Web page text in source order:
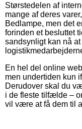
Størstedelen af
mange af deres
Bedlampe, men det
forinden et besluttet
sandsynligt kan nå
En hel del online
men undertiden kun
Derudover skal du
i de fleste tilfælde –
vil være at få dem til